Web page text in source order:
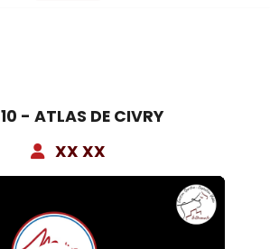
10 - ATLAS DE CIVRY
XX XX